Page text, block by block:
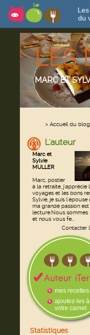
du
LES
MARC ET
> Accueil du blog
L'auteur
Marc et
Sylvie
MULLER
Marc, postier
à la retraite, j'apprécie
voyages et les bons
Sylvie, je suis l'épouse
ma grande passion est
lecture.Nous sommes
et nous vous fe...
Contacter
mes recettes
ajoutez-les à
votre carnet
Statistiques